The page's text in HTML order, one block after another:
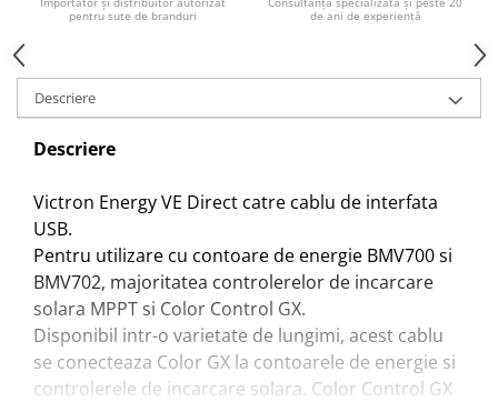
pentru sute de branduri
de ani de experiență
Descriere
Descriere
Victron Energy VE Direct catre cablu de interfata
USB.
Pentru utilizare cu contoare de energie BMV700 si
BMV702, majoritatea controlerelor de incarcare
solara MPPT si Color Control GX.
Disponibil intr-o varietate de lungimi, acest cablu
se conecteaza Color GX la contoarele de energie si
controlerele de incarcare solara. Color Control GX